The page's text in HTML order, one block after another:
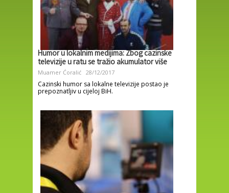
Humor u lokalnim medijima: Zbog cazinske
televizije u ratu se tražio akumulator više
Muamer Ćoralić 28/12/2017
Cazinski humor sa lokalne televizije postao je
prepoznatljiv u cijeloj BiH.